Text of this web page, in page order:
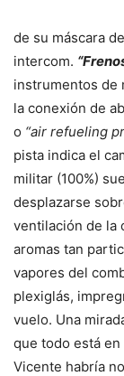
de su máscara
intercom.
instrumentos de
la conexión de
o “air refueling
pista indica el
militar (100%)
desplazarse
ventilación de la
aromas tan
vapores del
plexiglás,
vuelo. Una
que todo está
Vicente habría